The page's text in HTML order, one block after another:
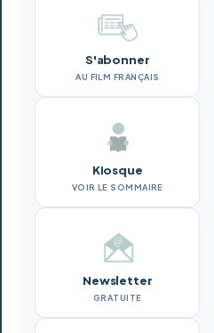
S'abonner
AU FILM FRANÇAIS
Kiosque
VOIR LE SOMMAIRE
Newsletter
GRATUITE